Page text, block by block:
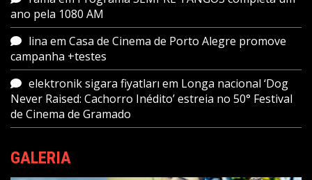
ano pela 1080 AM
lina em Casa de Cinema de Porto Alegre promove
campanha +testes
elektronik sigara fiyatları em Longa nacional ‘Dog
Never Raised: Cachorro Inédito’ estreia no 50° Festival
de Cinema de Gramado
GALERIA